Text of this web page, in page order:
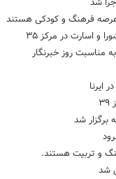
عرصه فرهنگ و کودکی هستند
و اسارت در مرکز ۳۵
مناسبت روز خبرنگار
ایرنا
برگزار شد
و تربیت هستند.
شد